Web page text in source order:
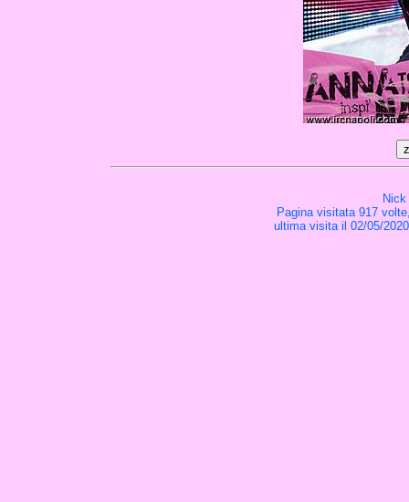
Pagina visitata 917
ultima visita il 02/05/